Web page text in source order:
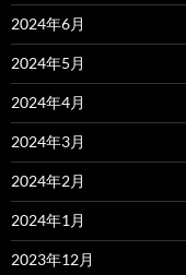
2024年6月
2024年5月
2024年4月
2024年3月
2024年2月
2024年1月
2023年12月